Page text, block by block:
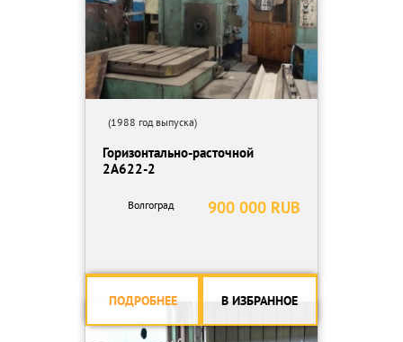
(1988 год выпуска)
Горизонтально-расточной
2А622-2
900 000 RUB
Волгоград
ПОДРОБНЕЕ В ИЗБРАННОЕ